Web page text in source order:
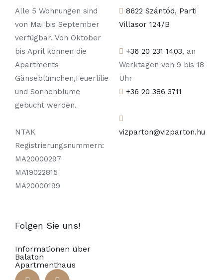
Alle 5 Wohnungen sind
von Mai bis September
verfügbar. Von Oktober
bis April können die
Apartments
Gänseblümchen,Feuerlilie
und Sonnenblume
gebucht werden.
NTAK
Registrierungsnummern:
MA20000297
MA19022815
MA20000199
8622 Szántód, Parti
Villasor 124/B
+36 20 231 1403, an
Werktagen von 9 bis 18
Uhr
+36 20 386 3711
vizparton@vizparton.hu
Folgen Sie uns!
Informationen über
Balaton
Apartmenthaus